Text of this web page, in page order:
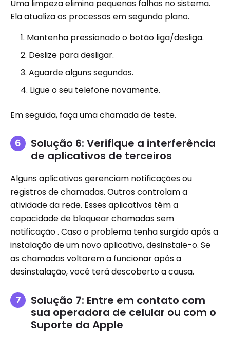
Uma limpeza elimina pequenas falhas no sistema.
Ela atualiza os processos em segundo plano.
Mantenha pressionado o botão liga/desliga.
Deslize para desligar.
Aguarde alguns segundos.
Ligue o seu telefone novamente.
Em seguida, faça uma chamada de teste.
Solução 6: Verifique a interferência
de aplicativos de terceiros
Alguns aplicativos gerenciam notificações ou
registros de chamadas. Outros controlam a
atividade da rede. Esses aplicativos têm a
capacidade de bloquear chamadas sem
notificação . Caso o problema tenha surgido após a
instalação de um novo aplicativo, desinstale-o. Se
as chamadas voltarem a funcionar após a
desinstalação, você terá descoberto a causa.
Solução 7: Entre em contato com
sua operadora de celular ou com o
Suporte da Apple